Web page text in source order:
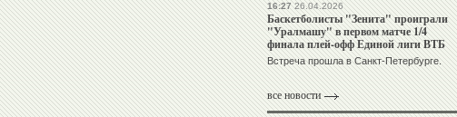
16:2726.04.2026
Баскетболисты "Зенита" проиграли
"Уралмашу" в первом матче 1/4
финала плей-офф Единой лиги ВТБ
Встреча прошла в Санкт-Петербурге.
все новости